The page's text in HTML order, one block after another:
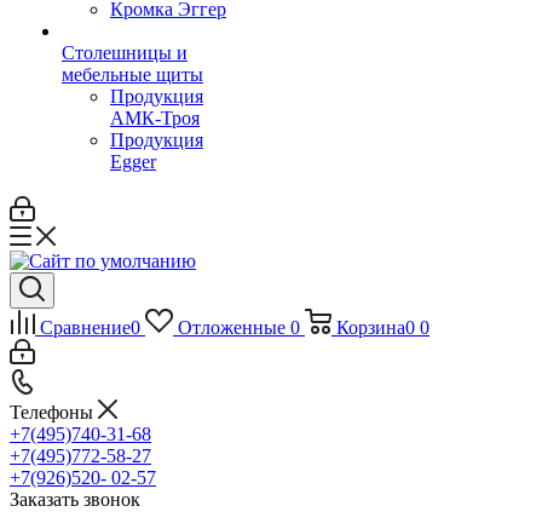
Кромка Эггер
Столешницы и
мебельные щиты
Продукция
АМК-Троя
Продукция
Egger
Сравнение0 Отложенные 0 Корзина0 0
Телефоны
+7(495)740-31-68
+7(495)772-58-27
+7(926)520- 02-57
Заказать звонок